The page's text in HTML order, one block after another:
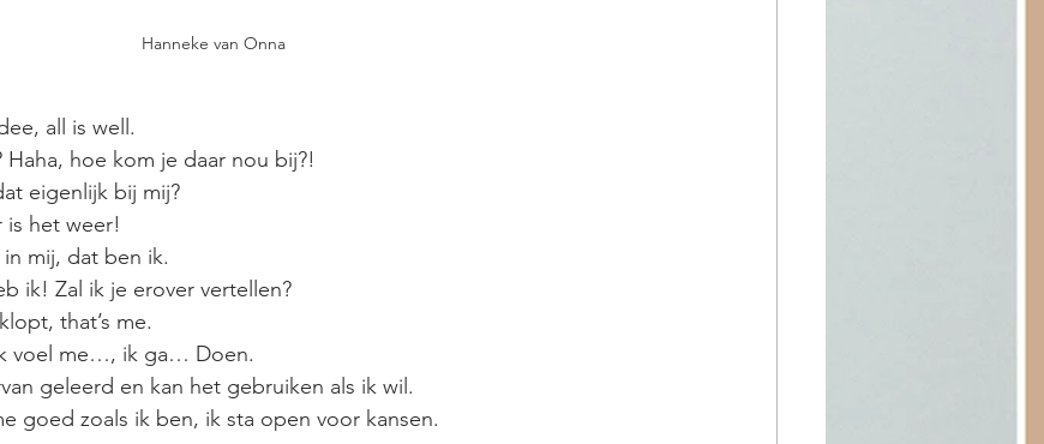
Hanneke van Onna
all is well.
hoe kom je daar nou bij?!
eigenlijk bij mij?
is het weer!
mij, dat ben ik.
ik! Zal ik je erover vertellen?
that’s me.
voel me…, ik ga… Doen.
geleerd en kan het gebruiken als ik wil.
goed zoals ik ben, ik sta open voor kansen.